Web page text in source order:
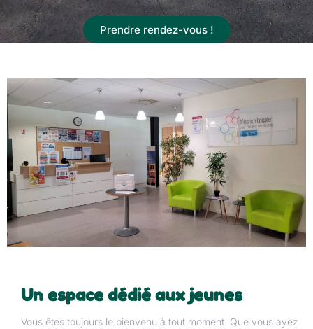
Prendre rendez-vous !
Un espace dédié aux jeunes
Vous êtes toujours le bienvenu à tout moment. Que vous ayez